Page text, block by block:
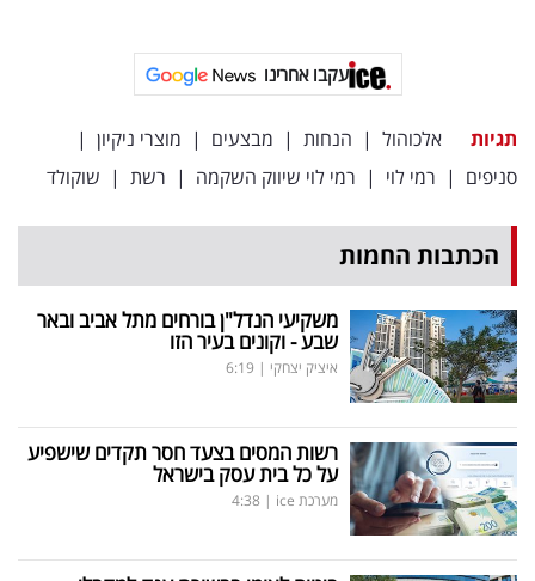
עקבו
אחרינו:
עקבו אחרינו
תגיות אלכוהול | הנחות | מבצעים | מוצרי ניקיון |
סניפים | רמי לוי | רמי לוי שיווק השקמה | רשת | שוקולד
הכתבות החמות
משקיעי הנדל"ן בורחים מתל אביב ובאר
שבע - וקונים בעיר הזו
איציק יצחקי |
6:19
רשות המסים בצעד חסר תקדים שישפיע
על כל בית עסק בישראל
מערכת ice |
4:38